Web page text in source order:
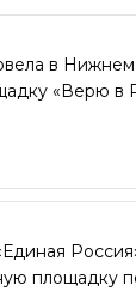
в
«Верю в
площадку